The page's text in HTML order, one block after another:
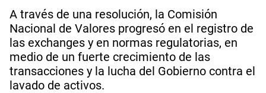
A través de una resolución, la Comisión
Nacional de Valores progresó en el registro de
las exchanges y en normas regulatorias, en
medio de un fuerte crecimiento de las
transacciones y la lucha del Gobierno contra el
lavado de activos.